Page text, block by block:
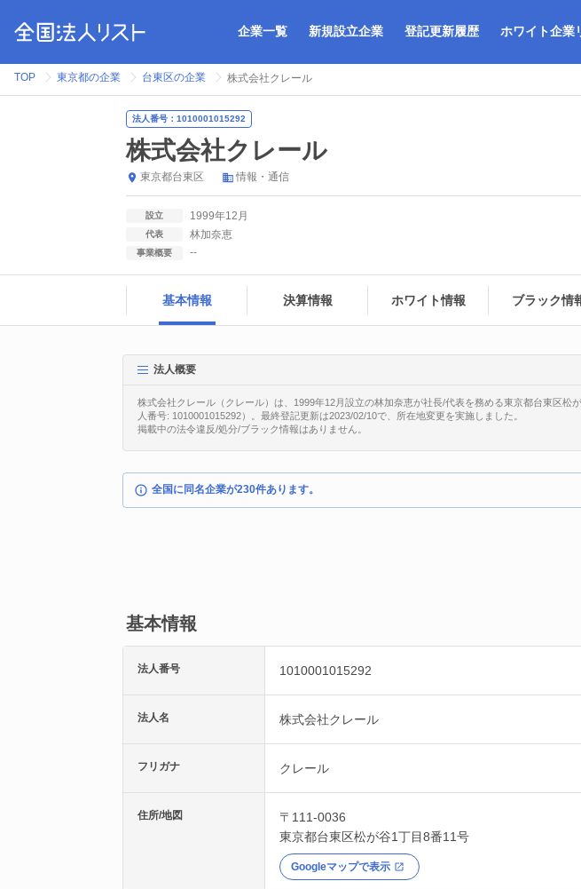
企業一覧 新規設立企業 登記更新履歴 ホワイト企業
TOP 東京都の企業 台東区の企業 株式会社クレール
法人番号：1010001015292
株式会社クレール
東京都台東区 情報・通信
設立 1999年12月
代表 林加奈恵
事業概要 --
基本情報 決算情報 ホワイト情報 ブラック情
法人概要
株式会社クレール（クレール）は、1999年12月設立の林加奈恵が社長/代表を務める東京都台東区松
人番号: 1010001015292）。最終登記更新は2023/02/10で、所在地変更を実施しました。
掲載中の法令違反/処分/ブラック情報はありません。
全国に同名企業が230件あります。
基本情報
法人番号 1010001015292
法人名 株式会社クレール
フリガナ クレール
住所/地図
〒111-0036
東京都台東区松が谷1丁目8番11号
Googleマップで表示